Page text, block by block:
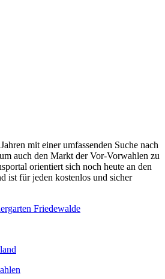
mit einer umfassenden Suche nach
auch den Markt der Vor-Vorwahlen zu
orientiert sich noch heute an den
ist für jeden kostenlos und sicher
Friedewalde